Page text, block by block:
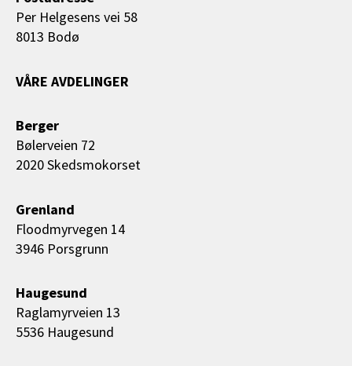
Per Helgesens vei 58
8013 Bodø
VÅRE AVDELINGER
Berger
Bølerveien 72
2020 Skedsmokorset
Grenland
Floodmyrvegen 14
3946 Porsgrunn
Haugesund
Raglamyrveien 13
5536 Haugesund